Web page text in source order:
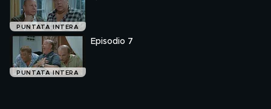
PUNTATA INTERA
PUNTATA INTERA
Episodio 7